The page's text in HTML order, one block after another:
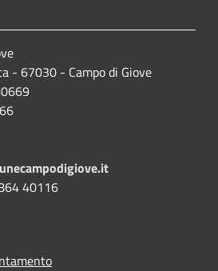
- 67030 - Campo di Giove
40116